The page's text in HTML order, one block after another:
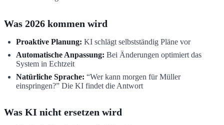
Was 2026 kommen wird
Proaktive Planung: KI schlägt selbstständig Pläne vor
Automatische Anpassung: Bei Änderungen optimiert das
System in Echtzeit
Natürliche Sprache: “Wer kann morgen für Müller
einspringen?” Die KI findet die Antwort
Was KI nicht ersetzen wird